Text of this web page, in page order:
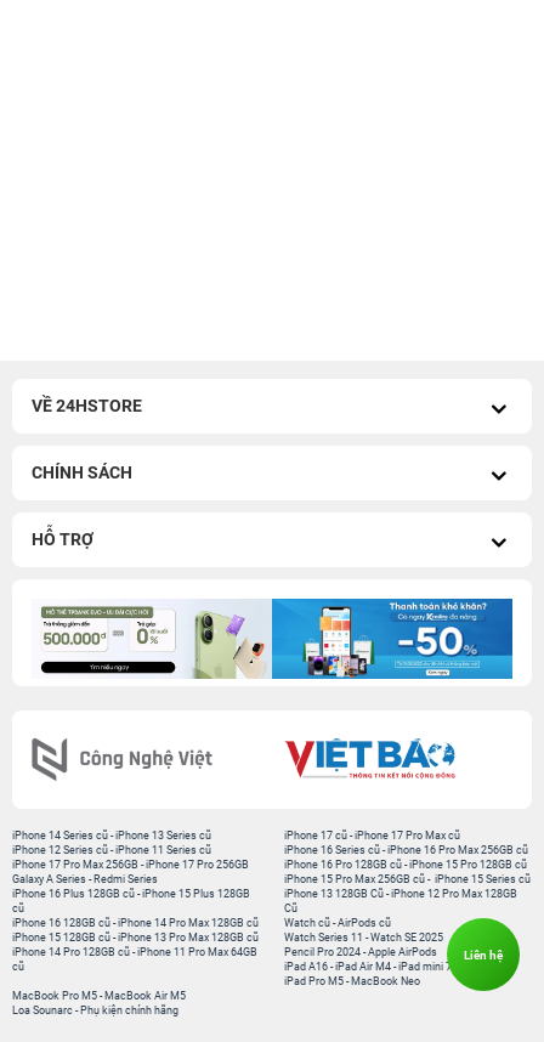
VỀ 24HSTORE
CHÍNH SÁCH
HỖ TRỢ
iPhone 14 Series cũ -iPhone 13 Series cũ
iPhone 12 Series cũ -iPhone 11 Series cũ
iPhone 17 Pro Max 256GB -iPhone 17 Pro 256GB
Galaxy A Series - Redmi Series
iPhone 17 cũ -iPhone 17 Pro Max cũ
iPhone 16 Series cũ - iPhone 16 Pro Max 256GB cũ
iPhone 16 Pro 128GB cũ -iPhone 15 Pro 128GB cũ
iPhone 15 Pro Max 256GB cũ - iPhone 15 Series cũ
iPhone 16 Plus 128GB cũ -iPhone 15 Plus 128GB
cũ
iPhone 16 128GB cũ -iPhone 14 Pro Max 128GB cũ
iPhone 15 128GB cũ -iPhone 13 Pro Max 128GB cũ
iPhone 14 Pro 128GB cũ -iPhone 11 Pro Max 64GB
cũ
iPhone 13 128GB Cũ -iPhone 12 Pro Max 128GB
Cũ
Watch cũ -AirPods cũ
Watch Series 11 -Watch SE 2025
Pencil Pro 2024 -Apple AirPods
iPad A16 -iPad Air M4 -iPad mini 7
iPad Pro M5 - MacBook Neo
MacBook Pro M5 - MacBook Air M5
Loa Sounarc - Phụ kiện chính hãng
Liên hệ